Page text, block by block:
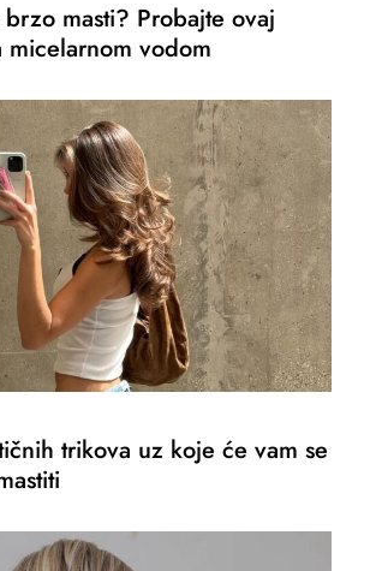
brzo masti? Probajte ovaj
micelarnom vodom
trikova uz koje će vam se